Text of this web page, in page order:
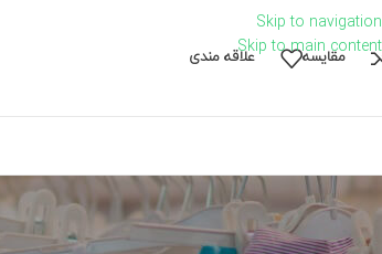
Skip to navigation
Skip to main content
مقايسه علاقه مندی